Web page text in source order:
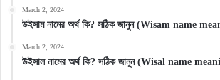
March 2, 2024
উইসাম নামের অর্থ কি? সঠিক জানুন (Wisam name
March 2, 2024
উইসাল নামের অর্থ কি? সঠিক জানুন (Wisal name